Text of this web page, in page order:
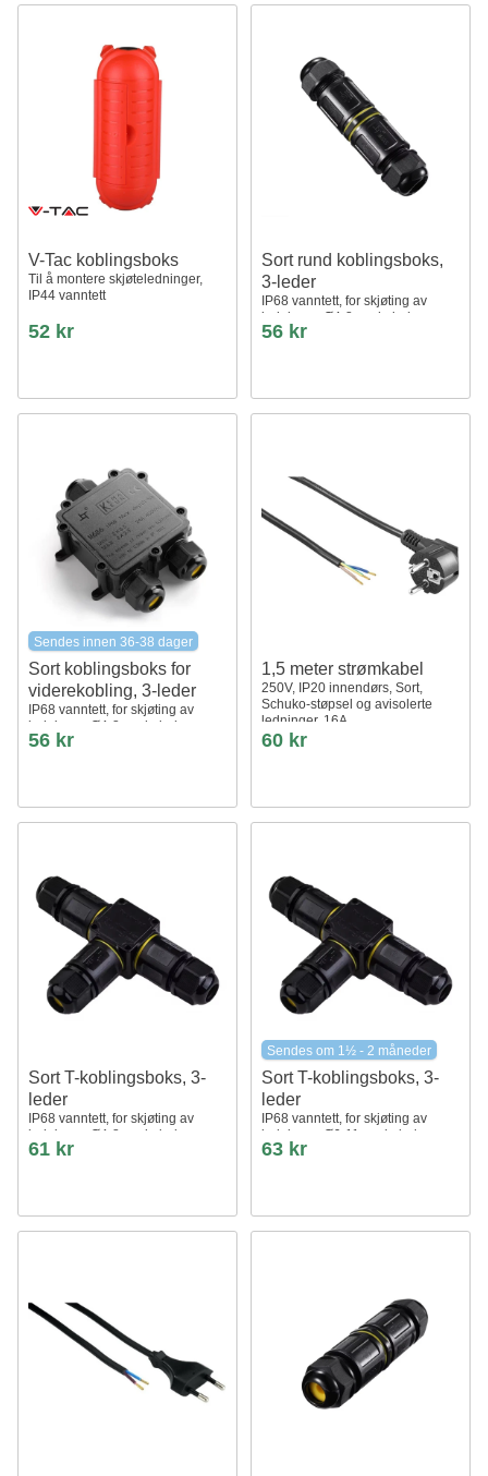
V-Tac koblingsboks
Til å montere skjøteledninger,
IP44 vanntett
52 kr
Sort rund koblingsboks,
3-leder
IP68 vanntett, for skjøting av
ledninger, Ø4-8mm kabel
56 kr
Sendes innen 36-38 dager
Sort koblingsboks for
viderekobling, 3-leder
IP68 vanntett, for skjøting av
ledninger, Ø4-8mm kabel
56 kr
1,5 meter strømkabel
250V, IP20 innendørs, Sort,
Schuko-støpsel og avisolerte
ledninger, 16A
60 kr
Sort T-koblingsboks, 3-
leder
IP68 vanntett, for skjøting av
ledninger, Ø4-8mm kabel
61 kr
Sendes om 1½ - 2 måneder
Sort T-koblingsboks, 3-
leder
IP68 vanntett, for skjøting av
ledninger, Ø6-11mm kabel
63 kr